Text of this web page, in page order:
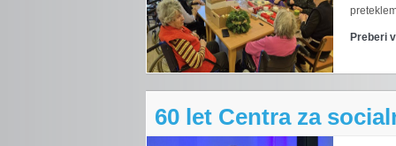
Preberi
60 let Centra za